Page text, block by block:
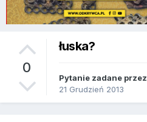
0
łuska?
Pytanie zadane przez
21 Grudzień 2013